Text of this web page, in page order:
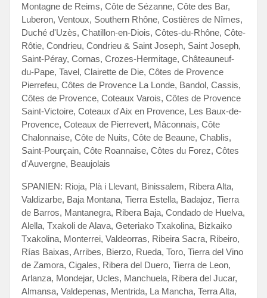
Montagne de Reims, Côte de Sézanne, Côte des Bar,
Luberon, Ventoux, Southern Rhône, Costières de Nîmes,
Duché d'Uzès, Chatillon-en-Diois, Côtes-du-Rhône, Côte-
Rôtie, Condrieu, Condrieu & Saint Joseph, Saint Joseph,
Saint-Péray, Cornas, Crozes-Hermitage, Châteauneuf-
du-Pape, Tavel, Clairette de Die, Côtes de Provence
Pierrefeu, Côtes de Provence La Londe, Bandol, Cassis,
Côtes de Provence, Coteaux Varois, Côtes de Provence
Saint-Victoire, Coteaux d'Aix en Provence, Les Baux-de-
Provence, Coteaux de Pierrevert, Mâconnais, Côte
Chalonnaise, Côte de Nuits, Côte de Beaune, Chablis,
Saint-Pourçain, Côte Roannaise, Côtes du Forez, Côtes
d'Auvergne, Beaujolais
SPANIEN: Rioja, Plà i Llevant, Binissalem, Ribera Alta,
Valdizarbe, Baja Montana, Tierra Estella, Badajoz, Tierra
de Barros, Mantanegra, Ribera Baja, Condado de Huelva,
Alella, Txakoli de Alava, Geteriako Txakolina, Bizkaiko
Txakolina, Monterrei, Valdeorras, Ribeira Sacra, Ribeiro,
Rías Baixas, Arribes, Bierzo, Rueda, Toro, Tierra del Vino
de Zamora, Cigales, Ribera del Duero, Tierra de Leon,
Arlanza, Mondejar, Ucles, Manchuela, Ribera del Jucar,
Almansa, Valdepenas, Mentrida, La Mancha, Terra Alta,